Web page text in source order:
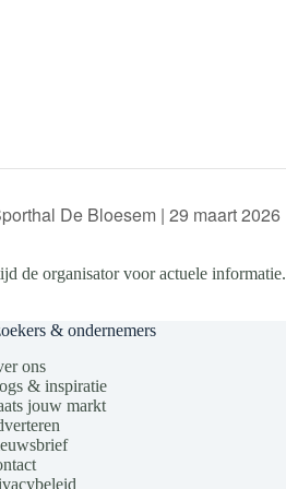
De Bloesem | 29 maart 2026
de organisator voor actuele informatie.
& ondernemers
ons
& inspiratie
jouw markt